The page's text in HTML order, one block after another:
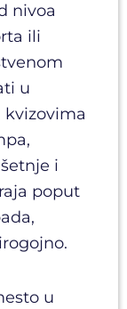
nivoa
ili
u
kvizovima
i
poput
u